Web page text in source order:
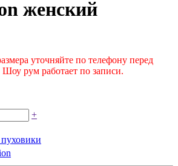
женский
уточняйте по телефону перед
рум работает по записи.
+